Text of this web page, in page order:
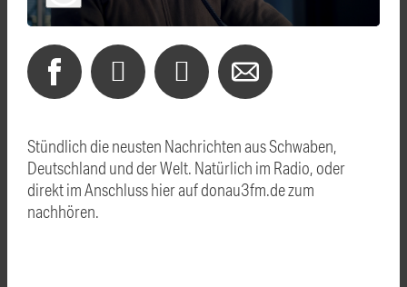
Stündlich die neusten Nachrichten aus Schwaben,
Deutschland und der Welt. Natürlich im Radio, oder
direkt im Anschluss hier auf donau3fm.de zum
nachhören.